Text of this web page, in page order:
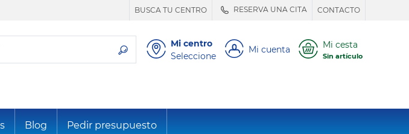
BUSCA TU CENTRO RESERVA UNA CITA CONTACTO
neumático
Mi centro
Seleccione
Mi cuenta Mi cesta
Sin artículo
Blog Pedir presupuesto